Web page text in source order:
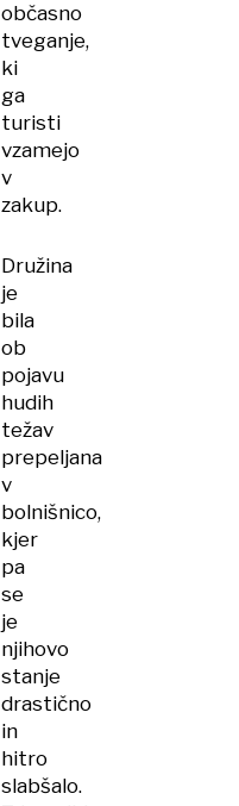
občasno
tveganje,
ki
ga
turisti
vzamejo
v
zakup.
Družina
je
bila
ob
pojavu
hudih
težav
prepeljana
v
bolnišnico,
kjer
pa
se
je
njihovo
stanje
drastično
in
hitro
slabšalo.